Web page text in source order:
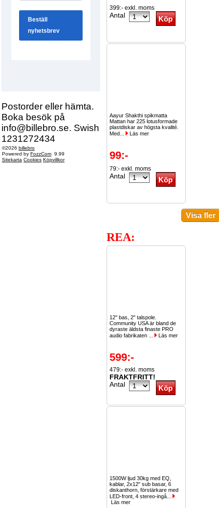
Postorder eller hämta.
Boka besök på
info@billebro.se. Swish
1231272434
©2026 billebro
Powered by FozzCom 9.99
Sitekarta Cookies Köpvillkor
399:- exkl. moms
Antal
Aayur Shakthi spikmatta
Mattan har 225 lotusformade
plastdiskar av högsta kvalité.
Med...
Läs mer
99:-
79:- exkl. moms
Antal
REA:
12" bas, 2" talspole.
Community USA är bland de
dyraste äldsta finaste PRO
audio fabrikaten ...
Läs mer
599:-
479:- exkl. moms
FRAKTFRITT!
Antal
1500W ljud 30kg med EQ,
kablar, 2x12" sub basar, 6
diskanthorn, förstärkare med
LED-front, 4 stereo-ingå...
Läs mer